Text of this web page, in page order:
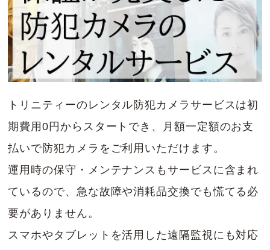
トリニティーのレンタル防犯カメラサービスは初
期費用0円からスタートでき、月額一定額のお支
払いで防犯カメラをご利用いただけます。
運用時の保守・メンテナンスもサービスに含まれ
ているので、急な故障や消耗品交換でも慌てる必
要がありません。
スマホやタブレットを活用した遠隔監視にも対応